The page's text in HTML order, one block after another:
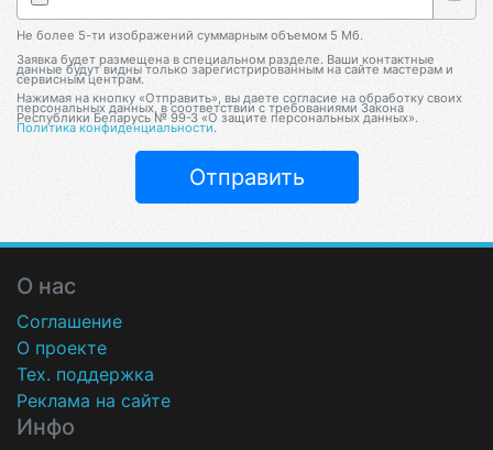
Не более 5-ти изображений суммарным объемом 5 Мб.
Заявка будет размещена в специальном разделе. Ваши контактные
данные будут видны только зарегистрированным на сайте мастерам и
сервисным центрам.
Нажимая на кнопку «Отправить», вы даете согласие на обработку своих
персональных данных, в соответствии с требованиями Закона
Республики Беларусь № 99-З «О защите персональных данных».
Политика конфиденциальности.
Отправить
О нас
Соглашение
О проекте
Тех. поддержка
Реклама на сайте
Инфо